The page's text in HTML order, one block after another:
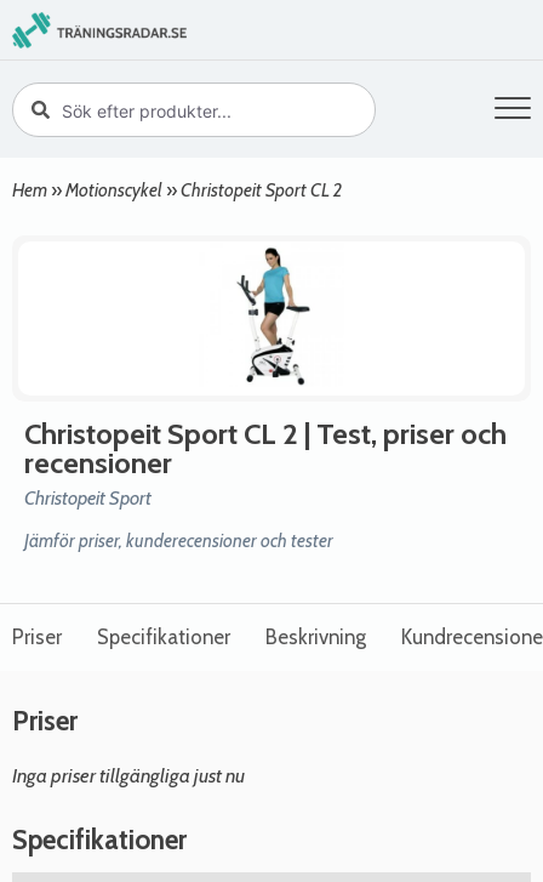
Hem »Motionscykel »Christopeit Sport CL 2
Christopeit Sport CL 2 | Test, priser och
recensioner
Christopeit Sport
Jämför priser, kunderecensioner och tester
Priser Specifikationer Beskrivning
Priser
Inga priser tillgängliga just nu
Specifikationer